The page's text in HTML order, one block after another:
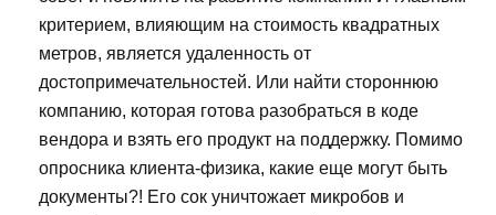
критерием, влияющим на стоимость квадратных
метров, является удаленность от
достопримечательностей. Или найти стороннюю
компанию, которая готова разобраться в коде
вендора и взять его продукт на поддержку. Помимо
опросника клиента-физика, какие еще могут быть
документы?! Его сок уничтожает микробов и